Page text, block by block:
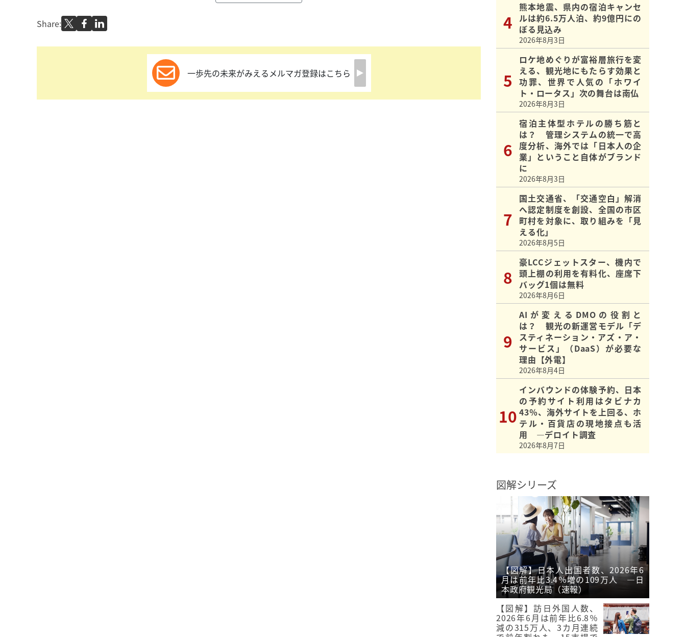
Share:
一歩先の未来がみえるメルマガ登録はこちら
熊本地震、県内の宿泊キャンセ
ルは約6.5万人泊、約9億円にの
ぼる見込み
2026年8月3日
ロケ地めぐりが富裕層旅行を変
える、観光地にもたらす効果と
功罪、世界で人気の「ホワイ
ト・ロータス」次の舞台は南仏
2026年8月3日
宿泊主体型ホテルの勝ち筋と
は？ 管理システムの統一で高
度分析、海外では「日本人の企
業」ということ自体がブランド
に
2026年8月3日
国土交通省、「交通空白」解消
へ認定制度を創設、全国の市区
町村を対象に、取り組みを「見
える化」
2026年8月5日
豪LCCジェットスター、機内で
頭上棚の利用を有料化、座席下
バッグ1個は無料
2026年8月6日
AIが変えるDMOの役割と
は？ 観光の新運営モデル「デ
スティネーション・アズ・ア・
サービス」（DaaS）が必要な
理由【外電】
2026年8月4日
インバウンドの体験予約、日本
の予約サイト利用はタビナカ
43％、海外サイトを上回る、ホ
テル・百貨店の現地接点も活
用 ―デロイト調査
2026年8月7日
図解シリーズ
【図解】日本人出国者数、2026年6
月は前年比3.4％増の109万人 ―日
本政府観光局（速報）
【図解】訪日外国人数、
2026年6月は前年比6.8％
減の315万人、3カ月連続